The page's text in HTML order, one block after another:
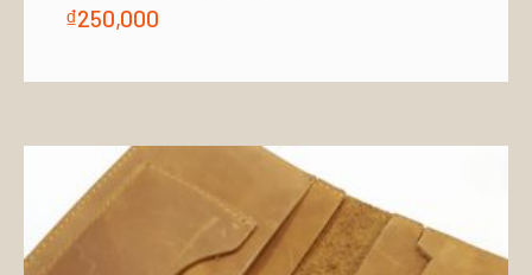
₫250,000